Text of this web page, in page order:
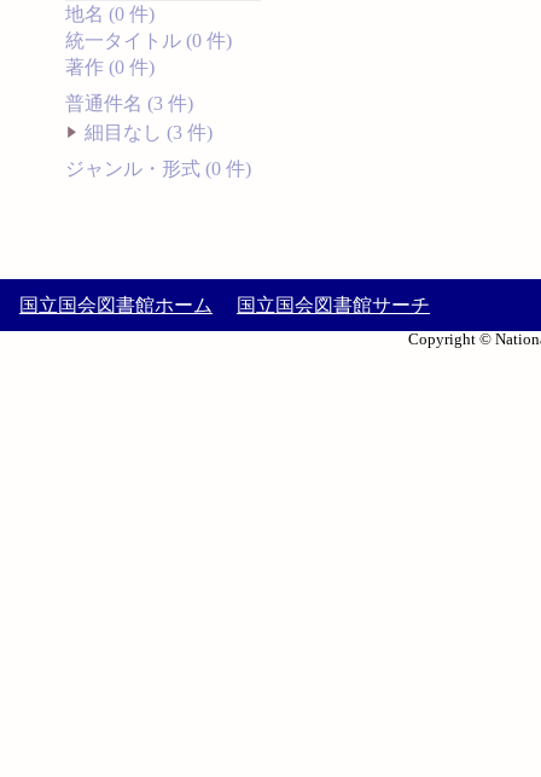
地名 (0 件)
統一タイトル (0 件)
著作 (0 件)
普通件名 (3 件)
細目なし (3 件)
ジャンル・形式 (0 件)
国立国会図書館ホーム 国立国会図書館サーチ
Copyright ©